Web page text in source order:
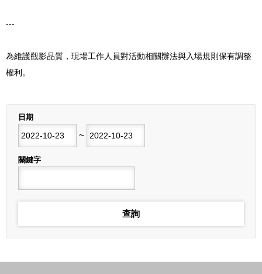
---
為維護觀影品質，現場工作人員對活動相關辦法與入場規則保有調整
權利。
日期
~
結束日期
關鍵字